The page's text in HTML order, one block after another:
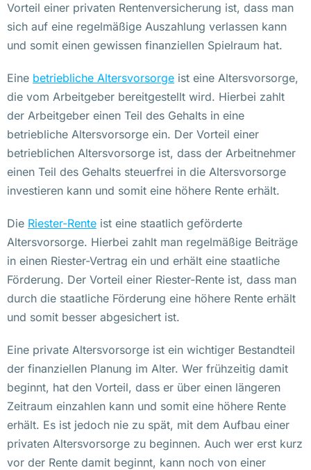
Vorteil einer privaten Rentenversicherung ist, dass man
sich auf eine regelmäßige Auszahlung verlassen kann
und somit einen gewissen finanziellen Spielraum hat.
Eine betriebliche Altersvorsorge ist eine Altersvorsorge,
die vom Arbeitgeber bereitgestellt wird. Hierbei zahlt
der Arbeitgeber einen Teil des Gehalts in eine
betriebliche Altersvorsorge ein. Der Vorteil einer
betrieblichen Altersvorsorge ist, dass der Arbeitnehmer
einen Teil des Gehalts steuerfrei in die Altersvorsorge
investieren kann und somit eine höhere Rente erhält.
Die Riester-Rente ist eine staatlich geförderte
Altersvorsorge. Hierbei zahlt man regelmäßige Beiträge
in einen Riester-Vertrag ein und erhält eine staatliche
Förderung. Der Vorteil einer Riester-Rente ist, dass man
durch die staatliche Förderung eine höhere Rente erhält
und somit besser abgesichert ist.
Eine private Altersvorsorge ist ein wichtiger Bestandteil
der finanziellen Planung im Alter. Wer frühzeitig damit
beginnt, hat den Vorteil, dass er über einen längeren
Zeitraum einzahlen kann und somit eine höhere Rente
erhält. Es ist jedoch nie zu spät, mit dem Aufbau einer
privaten Altersvorsorge zu beginnen. Auch wer erst kurz
vor der Rente damit beginnt, kann noch von einer